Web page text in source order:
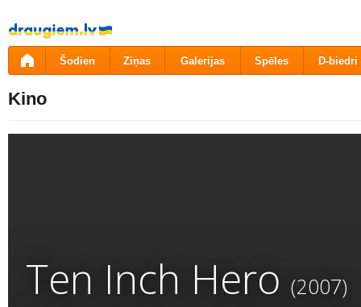
Pāriet
uz
saturu
Šodien Ziņas Galerijas Spēles D-biedri
Kino
Ten Inch Hero (2007)